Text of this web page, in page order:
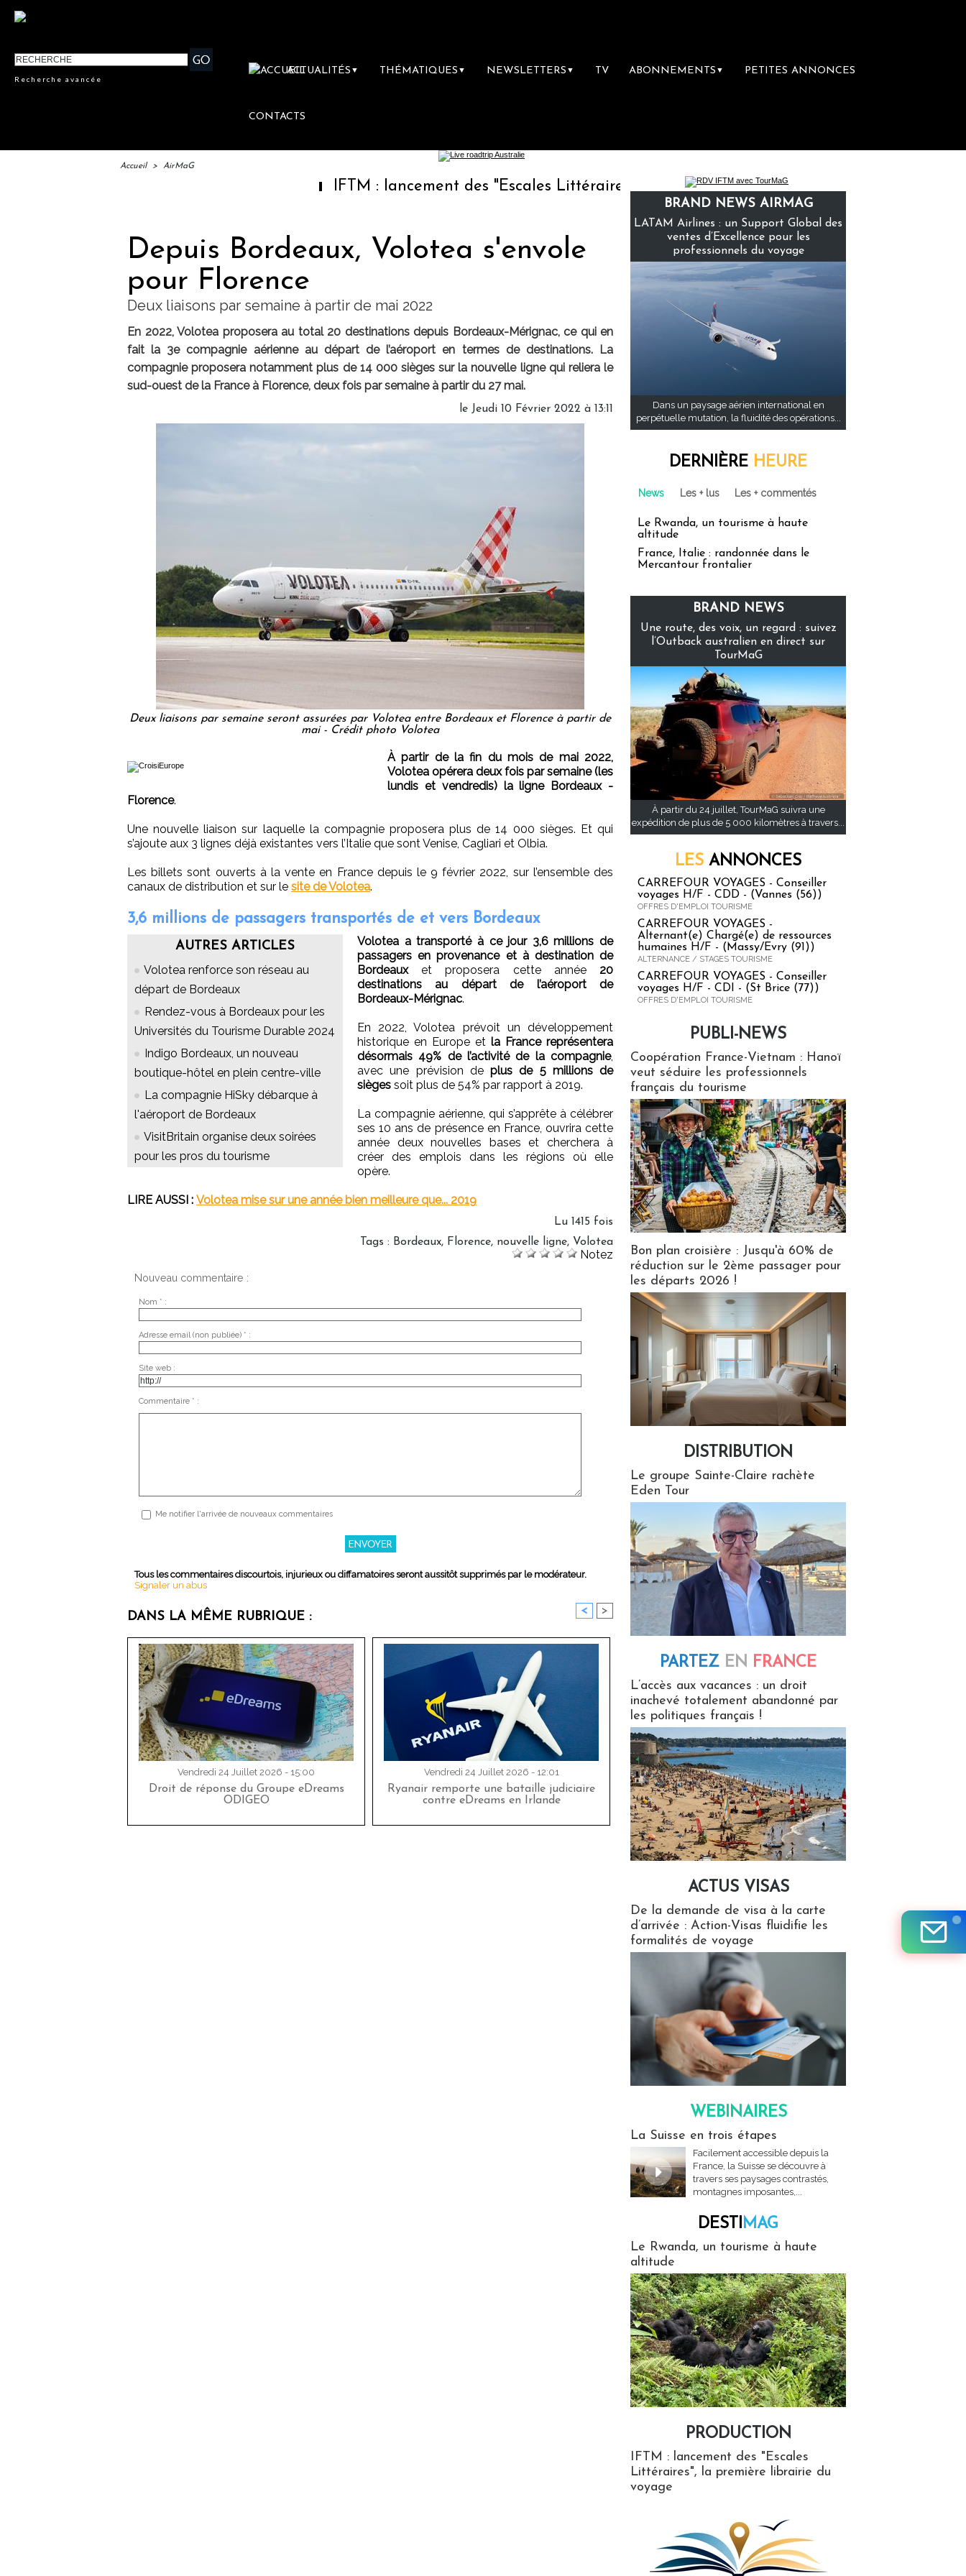
Recherche avancée
ACTUALITÉS ▼ THÉMATIQUES ▼ NEWSLETTERS ▼ TV ABONNEMENTS ▼ PETITES ANNONCES
CONTACTS
Accueil > AirMaG
IFTM : lancement des "Escales Littéraires", la première librairie du voyage
Depuis Bordeaux, Volotea s'envole
pour Florence
Deux liaisons par semaine à partir de mai 2022
En 2022, Volotea proposera au total 20 destinations depuis Bordeaux-Mérignac, ce qui en
fait la 3e compagnie aérienne au départ de l’aéroport en termes de destinations. La
compagnie proposera notamment plus de 14 000 sièges sur la nouvelle ligne qui reliera le
sud-ouest de la France à Florence, deux fois par semaine à partir du 27 mai.
le Jeudi 10 Février 2022 à 13:11
Deux liaisons par semaine seront assurées par Volotea entre Bordeaux et Florence à partir de
mai - Crédit photo Volotea
À partir de la fin du mois de mai 2022,
Volotea opérera deux fois par semaine (les
lundis et vendredis) la ligne Bordeaux -
Florence.
Une nouvelle liaison sur laquelle la compagnie proposera plus de 14 000 sièges. Et qui
s’ajoute aux 3 lignes déjà existantes vers l’Italie que sont Venise, Cagliari et Olbia.
Les billets sont ouverts à la vente en France depuis le 9 février 2022, sur l’ensemble des
canaux de distribution et sur le site de Volotea.
3,6 millions de passagers transportés de et vers Bordeaux
AUTRES ARTICLES
Volotea renforce son réseau au
départ de Bordeaux
Rendez-vous à Bordeaux pour les
Universités du Tourisme Durable 2024
Indigo Bordeaux, un nouveau
boutique-hôtel en plein centre-ville
La compagnie HiSky débarque à
l'aéroport de Bordeaux
VisitBritain organise deux soirées
pour les pros du tourisme
Volotea a transporté à ce jour 3,6 millions de
passagers en provenance et à destination de
Bordeauxet proposera cette année 20
destinations au départ de l’aéroport de
Bordeaux-Mérignac.
En 2022, Volotea prévoit un développement
historique en Europe et la France représentera
désormais 49% de l’activité de la compagnie,
avec une prévision de plus de 5 millions de
sièges soit plus de 54% par rapport à 2019.
La compagnie aérienne, qui s’apprête à célébrer
ses 10 ans de présence en France, ouvrira cette
année deux nouvelles bases et cherchera à
créer des emplois dans les régions où elle
opère.
LIRE AUSSI : Volotea mise sur une année bien meilleure que... 2019
Lu 1415 fois
Tags : Bordeaux, Florence, nouvelle ligne, Volotea
Notez
Nouveau commentaire :
Nom * :
Adresse email (non publiée) * :
Site web :
Commentaire * :
Me notifier l'arrivée de nouveaux commentaires
Tous les commentaires discourtois, injurieux ou diffamatoires seront aussitôt supprimés par le modérateur.
Signaler un abus
DANS LA MÊME RUBRIQUE : < >
Vendredi 24 Juillet 2026 - 15:00
Droit de réponse du Groupe eDreams
ODIGEO
Vendredi 24 Juillet 2026 - 12:01
Ryanair remporte une bataille judiciaire
contre eDreams en Irlande
BRAND NEWS AIRMAG
LATAM Airlines : un Support Global des
ventes d’Excellence pour les
professionnels du voyage
Dans un paysage aérien international en
perpétuelle mutation, la fluidité des opérations...
DERNIÈRE HEURE
News Les + lus Les + commentés
Le Rwanda, un tourisme à haute
altitude
France, Italie : randonnée dans le
Mercantour frontalier
BRAND NEWS
Une route, des voix, un regard : suivez
l’Outback australien en direct sur
TourMaG
À partir du 24 juillet, TourMaG suivra une
expédition de plus de 5 000 kilomètres à travers...
LES ANNONCES
CARREFOUR VOYAGES - Conseiller
voyages H/F - CDD - (Vannes (56))
OFFRES D'EMPLOI TOURISME
CARREFOUR VOYAGES -
Alternant(e) Chargé(e) de ressources
humaines H/F - (Massy/Evry (91))
ALTERNANCE / STAGES TOURISME
CARREFOUR VOYAGES - Conseiller
voyages H/F - CDI - (St Brice (77))
OFFRES D'EMPLOI TOURISME
PUBLI-NEWS
Coopération France-Vietnam : Hanoï
veut séduire les professionnels
français du tourisme
Bon plan croisière : Jusqu'à 60% de
réduction sur le 2ème passager pour
les départs 2026 !
DISTRIBUTION
Le groupe Sainte-Claire rachète
Eden Tour
PARTEZ EN FRANCE
L’accès aux vacances : un droit
inachevé totalement abandonné par
les politiques français !
ACTUS VISAS
De la demande de visa à la carte
d’arrivée : Action-Visas fluidifie les
formalités de voyage
WEBINAIRES
La Suisse en trois étapes
Facilement accessible depuis la
France, la Suisse se découvre à
travers ses paysages contrastés,
montagnes imposantes,...
DESTIMAG
Le Rwanda, un tourisme à haute
altitude
PRODUCTION
IFTM : lancement des "Escales
Littéraires", la première librairie du
voyage